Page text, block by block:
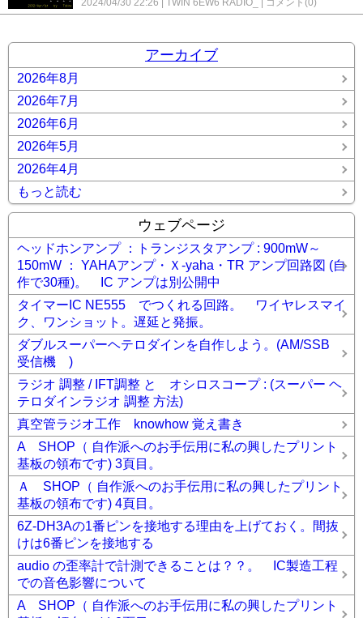
2024/04/30 22:26 TWIN 6EW6 RADIO_ コメント(0)
アーカイブ
2026年8月
2026年7月
2026年6月
2026年5月
2026年4月
もっと読む
ウェブページ
ヘッドホンアンプ ：トランジスタアンプ : 900mW～
150mW ： YAHAアンプ・Ｘ-yaha・TR アンプ回路図 (自
作で30種)。 IC アンプは別公開中
タイマーIC NE555 でつくれる回路。 ワイヤレスマイ
ク、ワンショット。遅延と発振。
ダブルスーパーヘテロダインを自作しよう。(AM/SSB
受信機 )
ラジオ 調整 / IFT調整 と オシロスコープ : (スーパー ヘ
テロダインラジオ 調整 方法)
真空管ラジオ工作 knowhow 覚え書き
A SHOP（ 自作派へのお手伝用に私の興したプリント
基板の領布です) 3頁目。
Ａ SHOP（ 自作派へのお手伝用に私の興したプリント
基板の領布です) 4頁目。
6Z-DH3Aの1番ピンを接地する理由を上げておく。間抜
けは6番ピンを接地する
audio の歪率計で計測できることは？？。 IC製造工程
での音色影響について
A SHOP（ 自作派へのお手伝用に私の興したプリント